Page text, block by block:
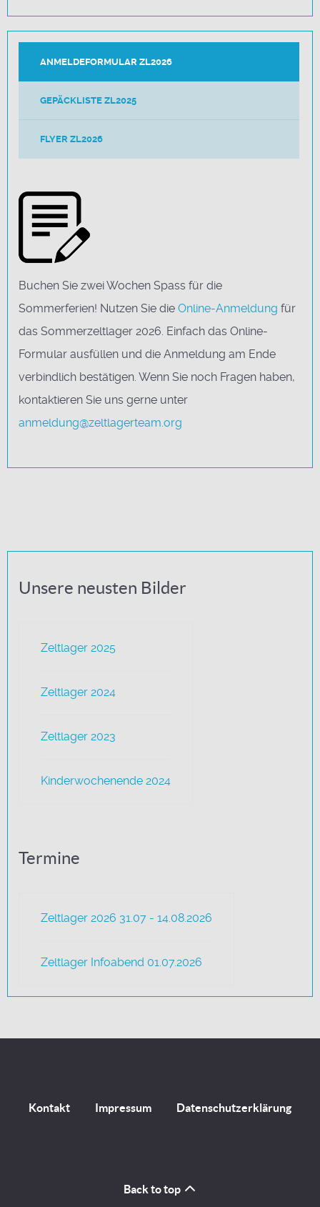
ANMELDEFORMULAR ZL2026
GEPÄCKLISTE ZL2025
FLYER ZL2026
Buchen Sie zwei Wochen Spass für die
Sommerferien! Nutzen Sie die Online-Anmeldung für
das Sommerzeltlager 2026. Einfach das Online-
Formular ausfüllen und die Anmeldung am Ende
verbindlich bestätigen. Wenn Sie noch Fragen haben,
kontaktieren Sie uns gerne unter
anmeldung@zeltlagerteam.org
Unsere neusten Bilder
Zeltlager 2025
Zeltlager 2024
Zeltlager 2023
Kinderwochenende 2024
Termine
Zeltlager 2026 31.07 - 14.08.2026
Zeltlager Infoabend 01.07.2026
Kontakt Impressum Datenschutzerklärung
Back to top